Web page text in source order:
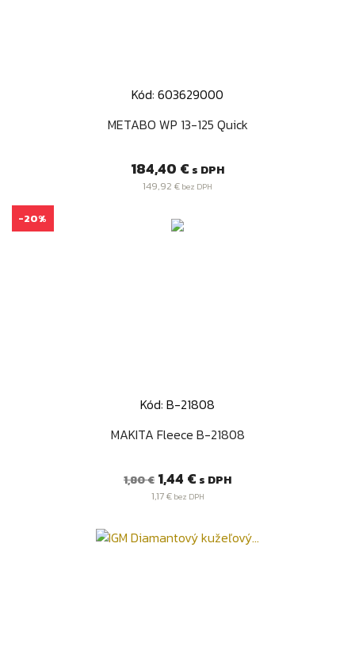
Kód: 603629000
METABO WP 13-125 Quick
Cena
184,40 € s DPH
149,92 € bez DPH
Kód: B-21808
MAKITA Fleece B-21808
Bežná
cena
1,80 € Cena
1,44 € s DPH
1,17 €bez DPH
-20%